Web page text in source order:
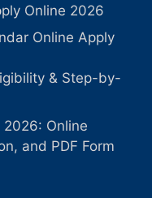
Online 2026
Online Apply
& Step-by-
2026: Online
and PDF Form